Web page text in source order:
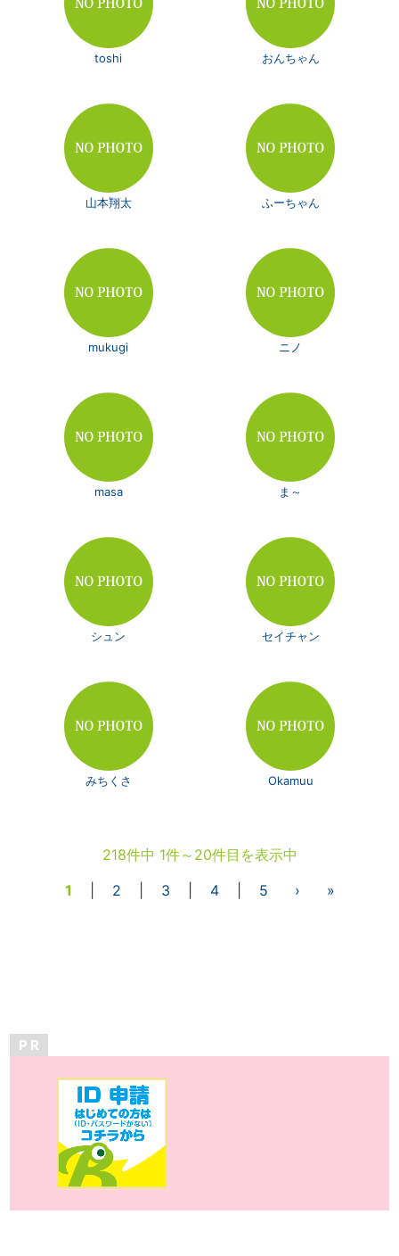
toshi おんちゃん
山本翔太 ふーちゃん
mukugi ニノ
masa ま～
シュン セイチャン
みちくさ Okamuu
218件中 1件～20件目を表示中
1
2 3 4| 5 › »
P R